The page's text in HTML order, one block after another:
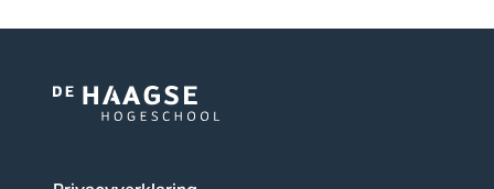
Logo
De